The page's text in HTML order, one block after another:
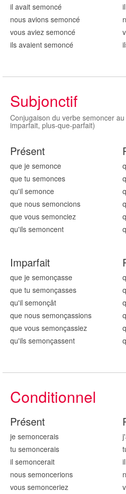
il avait semoncé
nous avions semoncé
vous aviez semoncé
ils avaient semoncé
Subjonctif
Conjugaison du verbe semoncer
imparfait, plus-que-parfait)
Présent
que je semonce
que tu semonces
qu'il semonce
que nous semoncions
que vous semonciez
qu'ils semoncent
Imparfait
que je semonçasse
que tu semonçasses
qu'il semonçât
que nous semonçassions
que vous semonçassiez
qu'ils semonçassent
Conditionnel
Présent
je semoncerais
tu semoncerais
il semoncerait
nous semoncerions
vous semonceriez